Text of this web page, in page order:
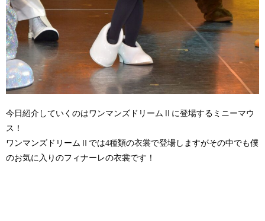
今日紹介していくのはワンマンズドリームⅡに登場するミニーマウ
ス！
ワンマンズドリームⅡでは4種類の衣裳で登場しますがその中でも僕
のお気に入りのフィナーレの衣裳です！